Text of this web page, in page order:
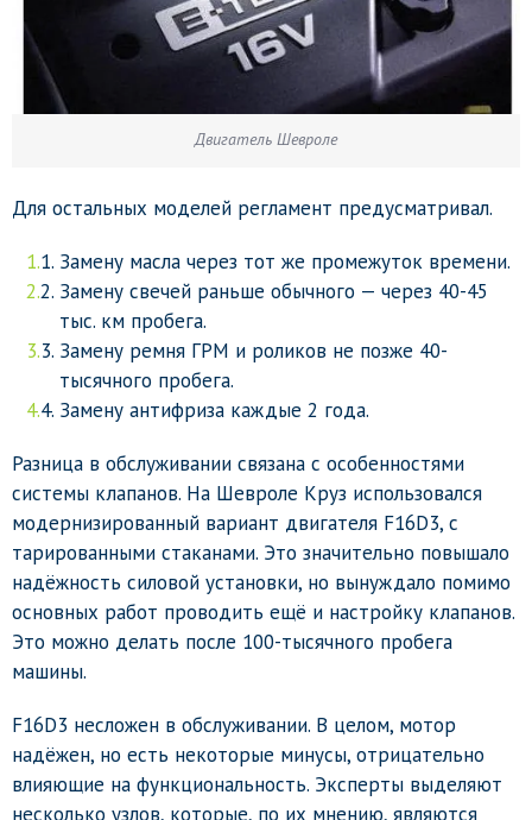
Двигатель Шевроле
Для остальных моделей регламент предусматривал.
Замену масла через тот же промежуток времени.
Замену свечей раньше обычного — через 40-45
тыс. км пробега.
Замену ремня ГРМ и роликов не позже 40-
тысячного пробега.
Замену антифриза каждые 2 года.
Разница в обслуживании связана с особенностями
системы клапанов. На Шевроле Круз использовался
модернизированный вариант двигателя F16D3, с
тарированными стаканами. Это значительно повышало
надёжность силовой установки, но вынуждало помимо
основных работ проводить ещё и настройку клапанов.
Это можно делать после 100-тысячного пробега
машины.
F16D3 несложен в обслуживании. В целом, мотор
надёжен, но есть некоторые минусы, отрицательно
влияющие на функциональность. Эксперты выделяют
несколько узлов, которые, по их мнению, являются